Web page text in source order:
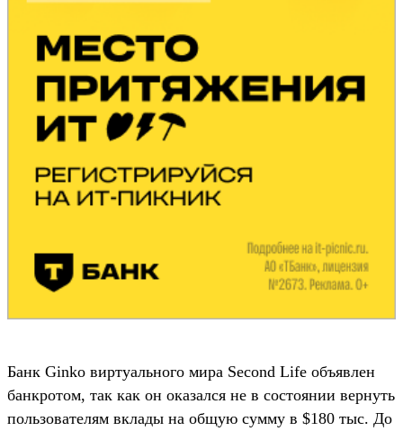
Банк Ginko виртуального мира Second Life объявлен
банкротом, так как он оказался не в состоянии вернуть
пользователям вклады на общую сумму в $180 тыс. До